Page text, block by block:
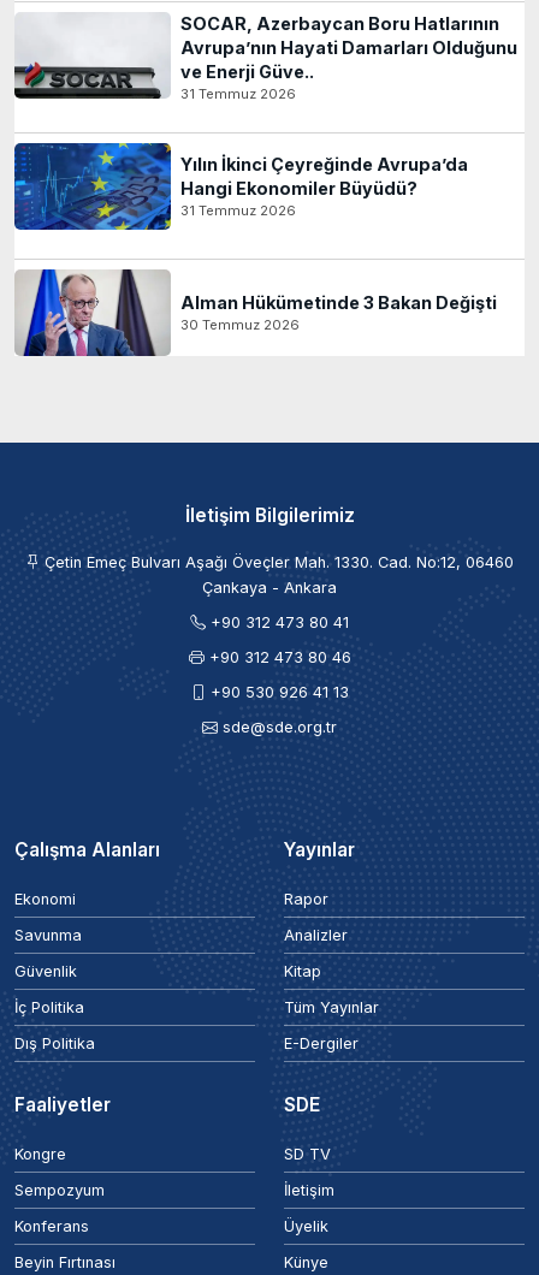
SOCAR, Azerbaycan Boru Hatlarının
Avrupa’nın Hayati Damarları Olduğunu
ve Enerji Güve..
31 Temmuz 2026
Yılın İkinci Çeyreğinde Avrupa’da
Hangi Ekonomiler Büyüdü?
31 Temmuz 2026
Alman Hükümetinde 3 Bakan Değişti
30 Temmuz 2026
İletişim Bilgilerimiz
Çetin Emeç Bulvarı Aşağı Öveçler Mah. 1330. Cad. No:12, 06460
Çankaya - Ankara
+90 312 473 80 41
+90 312 473 80 46
+90 530 926 41 13
sde@sde.org.tr
Çalışma Alanları
Ekonomi
Savunma
Güvenlik
İç Politika
Dış Politika
Yayınlar
Rapor
Analizler
Kitap
Tüm Yayınlar
E-Dergiler
Faaliyetler
Kongre
Sempozyum
Konferans
Beyin Fırtınası
SDE
SD TV
İletişim
Üyelik
Künye